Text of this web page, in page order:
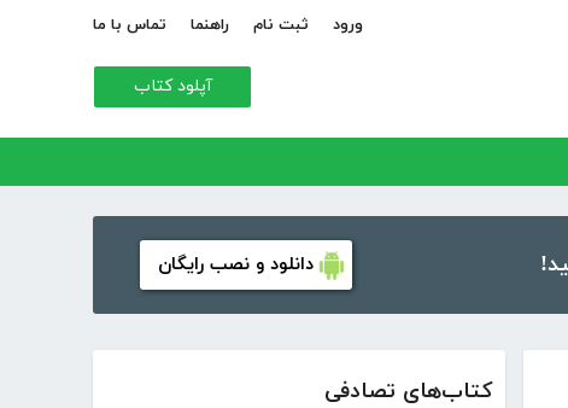
ورود ثبت نام راهنما تماس با ما
آپلود کتاب
دانلود و نصب رایگان
کتاب‌های تصادفی